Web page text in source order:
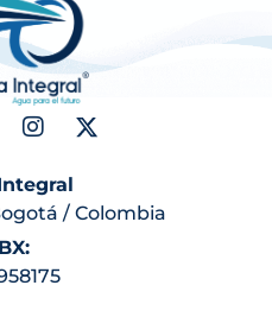
/ Colombia